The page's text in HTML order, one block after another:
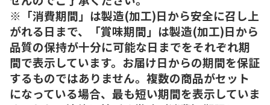
※「消費期間」は製造(加工)日から安全に召し上
がれる日まで、「賞味期間」は製造(加工)日から
品質の保持が十分に可能な日までをそれぞれ期
間で表示しています。お届け日からの期間を保証
するものではありません。複数の商品がセット
になっている場合、最も短い期間を表示していま